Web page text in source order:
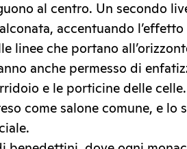
al centro. Un secondo
accentuando l’effetto
linee che portano
anche permesso di
e le porticine delle celle.
come salone comune, e lo